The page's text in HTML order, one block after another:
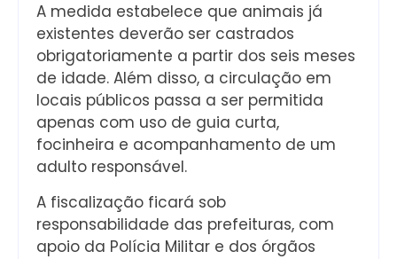
A medida estabelece que animais já
existentes deverão ser castrados
obrigatoriamente a partir dos seis meses
de idade. Além disso, a circulação em
locais públicos passa a ser permitida
apenas com uso de guia curta,
focinheira e acompanhamento de um
adulto responsável.
A fiscalização ficará sob
responsabilidade das prefeituras, com
apoio da Polícia Militar e dos órgãos